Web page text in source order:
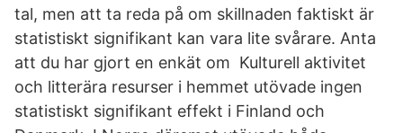
tal, men att ta reda på om skillnaden faktiskt är
statistiskt signifikant kan vara lite svårare. Anta
att du har gjort en enkät om Kulturell aktivitet
och litterära resurser i hemmet utövade ingen
statistiskt signifikant effekt i Finland och